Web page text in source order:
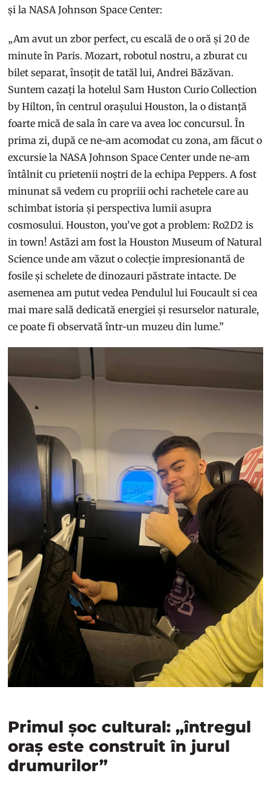
și la NASA Johnson Space Center:
„Am avut un zbor perfect, cu escală de o oră și 20 de
minute în Paris. Mozart, robotul nostru, a zburat cu
bilet separat, însoțit de tatăl lui, Andrei Băzăvan.
Suntem cazați la hotelul Sam Huston Curio Collection
by Hilton, în centrul orașului Houston, la o distanță
foarte mică de sala în care va avea loc concursul. În
prima zi, după ce ne-am acomodat cu zona, am făcut o
excursie la NASA Johnson Space Center unde ne-am
întâlnit cu prietenii noștri de la echipa Peppers. A fost
minunat să vedem cu propriii ochi rachetele care au
schimbat istoria și perspectiva lumii asupra
cosmosului. Houston, you’ve got a problem: Ro2D2 is
in town! Astăzi am fost la Houston Museum of Natural
Science unde am văzut o colecție impresionantă de
fosile și schelete de dinozauri păstrate intacte. De
asemenea am putut vedea Pendulul lui Foucault si cea
mai mare sală dedicată energiei și resurselor naturale,
ce poate fi observată într-un muzeu din lume.”
Primul șoc cultural: „întregul
oraș este construit în jurul
drumurilor”